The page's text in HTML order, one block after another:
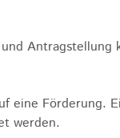
Antragstellung
eine Förderung.
werden.